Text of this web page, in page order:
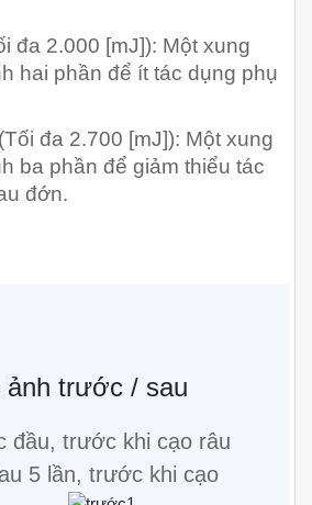
đa 2.000 [mJ]): Một xung
hai phần để ít tác dụng phụ
đa 2.700 [mJ]): Một xung
ba phần để giảm thiểu tác
đớn.
ảnh trước / sau
đầu, trước khi cạo râu
5 lần, trước khi cạo